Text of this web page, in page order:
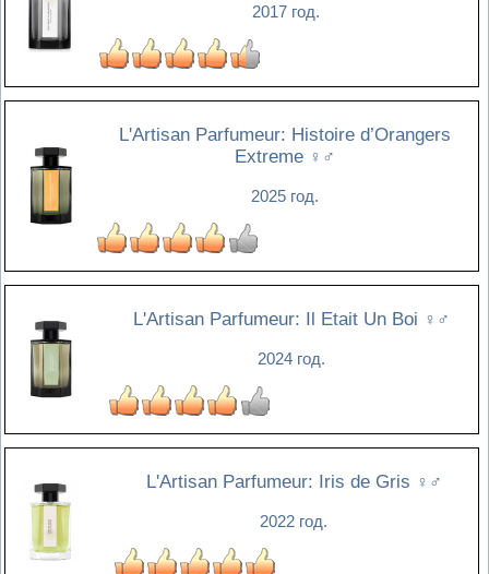
2017 год.
L'Artisan Parfumeur: Histoire d’Orangers
Extreme ♀♂
2025 год.
L'Artisan Parfumeur: Il Etait Un Boi ♀♂
2024 год.
L'Artisan Parfumeur: Iris de Gris ♀♂
2022 год.